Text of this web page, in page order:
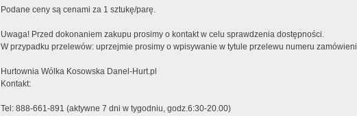
Podane ceny są cenami za 1 sztukę/parę.
Uwaga! Przed dokonaniem zakupu prosimy o kontakt w celu sprawdzenia dostępności.
W przypadku przelewów: uprzejmie prosimy o wpisywanie w tytule przelewu numeru zamówieni.
Hurtownia Wólka Kosowska Danel-Hurt.pl
Kontakt:
Tel: 888-661-891 (aktywne 7 dni w tygodniu, godz.6:30-20.00)